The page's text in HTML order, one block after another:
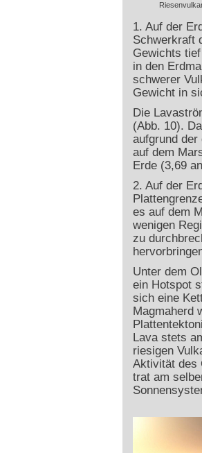
1. Auf der
Schwerkraft
Gewichts
in den
schwerer
Gewicht in
Die
(Abb. 10).
aufgrund
auf dem
Erde (3,69
2. Auf der
es auf dem
wenigen
zu
Unter dem
ein Hotspot
sich eine
Magmaherd
Lava stets
riesigen
Aktivität des
trat am